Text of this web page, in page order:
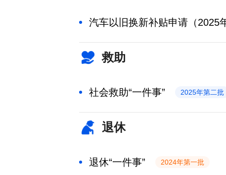
汽车以旧换新补贴申请（2025
救助
社会救助“一件事” 2025年第二批
退休
退休“一件事” 2024年第一批